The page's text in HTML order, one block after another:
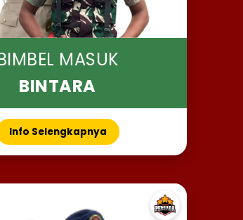
MASUK
BINTARA
Info Selengkapnya